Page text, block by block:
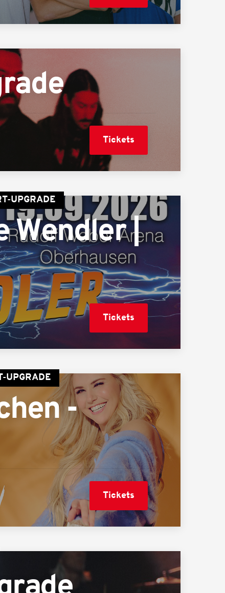
Tickets
UPGRADE
Wendler |
Tickets
UPGRADE
-
Tickets